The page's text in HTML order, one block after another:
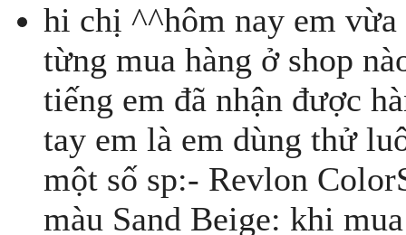
hi chị ^^hôm nay em vừa
từng mua hàng ở shop
tiếng em đã nhận được
tay em là em dùng thử
một số sp:- Revlon
màu Sand Beige: khi